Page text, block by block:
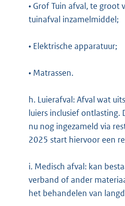
• Grof Tuin afval, te groot
tuinafval inzamelmiddel;
• Elektrische apparatuur;
• Matrassen.
h. Luierafval: Afval wat
luiers inclusief ontlasting.
nu nog ingezameld via
2025 start hiervoor een
i. Medisch afval: kan
verband of ander
het behandelen van